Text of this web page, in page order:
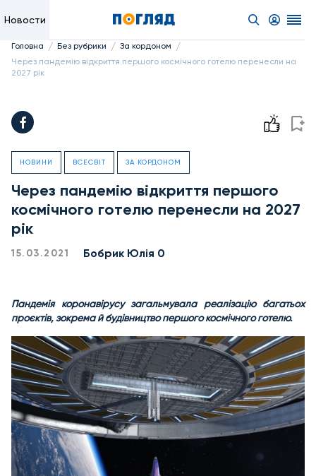
Новости
Головна / Без рубрики / За кордоном /
Через пандемію відкриття першого космічного готелю перенесли на
2027 рік
НОВИНИ ВСЕСВІТ ЗА КОРДОНОМ
Через пандемію відкриття першого
космічного готелю перенесли на 2027
рік
15.03.2021 Бобрик Юлія 0
Пандемія коронавірусу загальмувала реалізацію багатьох
проєктів, зокрема й будівництво першого космічного готелю.